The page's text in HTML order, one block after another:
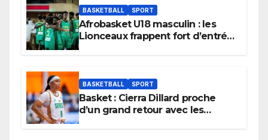
BASKETBALL SPORT
Afrobasket U18 masculin : les
Lionceaux frappent fort d’entrée
BASKETBALL SPORT
Basket : Cierra Dillard proche
d’un grand retour avec les